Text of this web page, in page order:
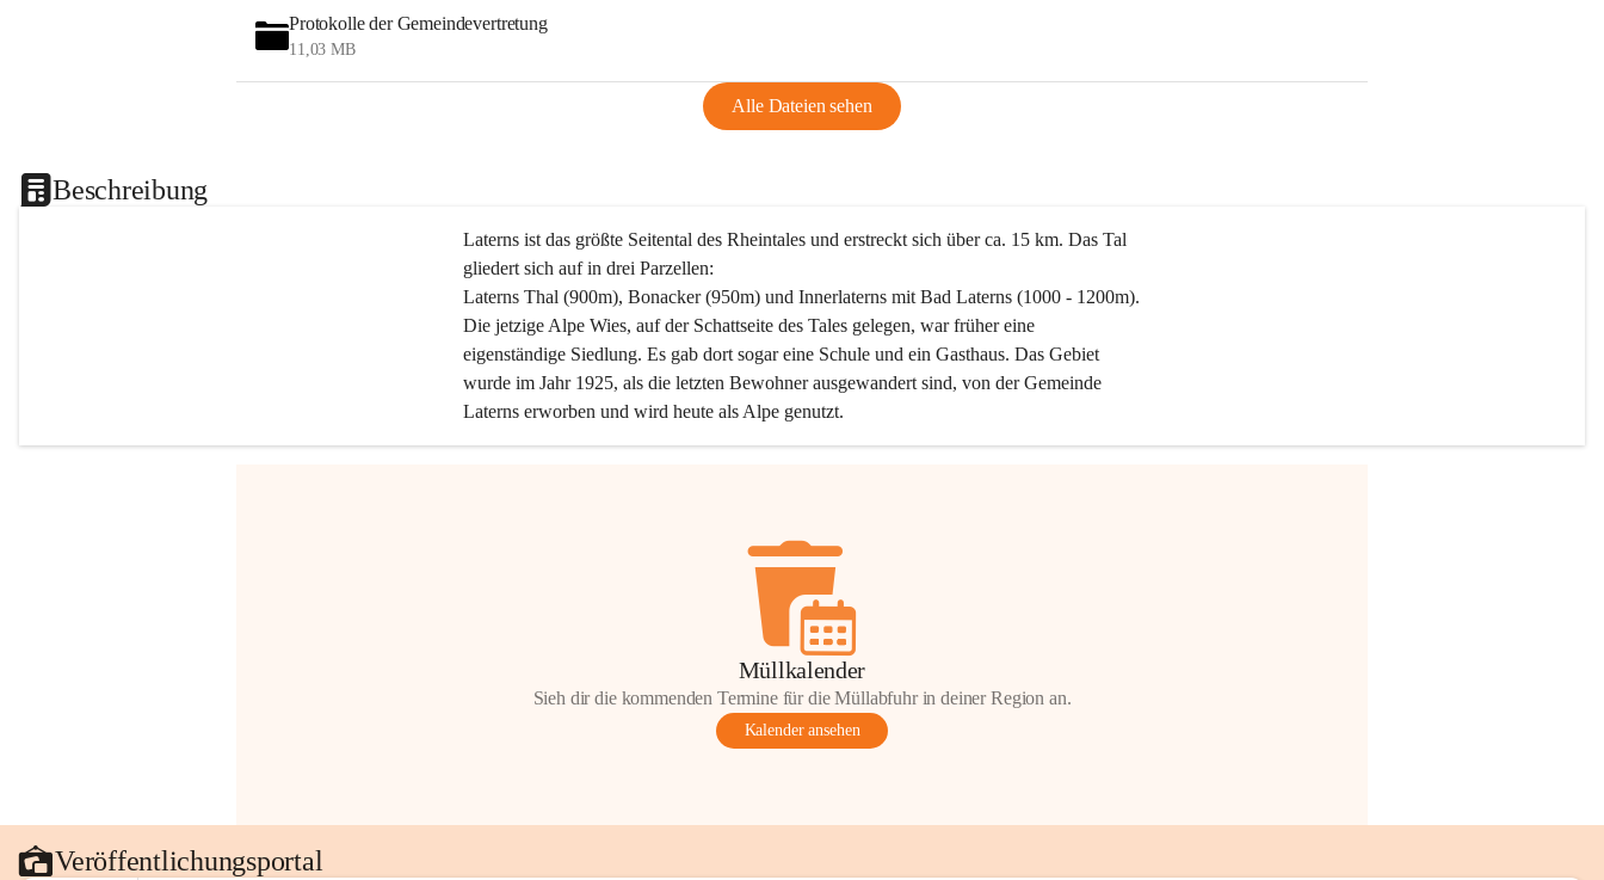
Protokolle der Gemeindevertretung
11,03 MB
Alle Dateien sehen
Beschreibung
Laterns ist das größte Seitental des Rheintales und erstreckt sich über ca. 15 km. Das Tal
gliedert sich auf in drei Parzellen:
Laterns Thal (900m), Bonacker (950m) und Innerlaterns mit Bad Laterns (1000 - 1200m).
Die jetzige Alpe Wies, auf der Schattseite des Tales gelegen, war früher eine
eigenständige Siedlung. Es gab dort sogar eine Schule und ein Gasthaus. Das Gebiet
wurde im Jahr 1925, als die letzten Bewohner ausgewandert sind, von der Gemeinde
Laterns erworben und wird heute als Alpe genutzt.
Müllkalender
Sieh dir die kommenden Termine für die Müllabfuhr in deiner Region an.
Kalender ansehen
Veröffentlichungsportal